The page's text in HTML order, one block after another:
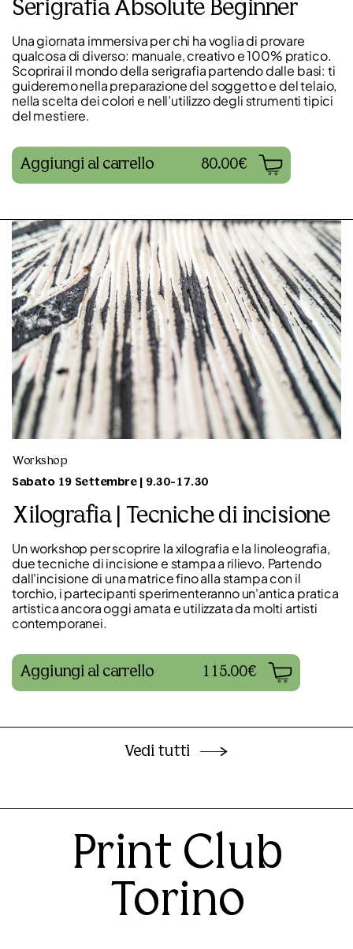
Serigrafia Absolute Beginner
Una giornata immersiva per chi ha voglia di provare
qualcosa di diverso: manuale, creativo e 100% pratico.
Scoprirai il mondo della serigrafia partendo dalle basi: ti
guideremo nella preparazione del soggetto e del telaio,
nella scelta dei colori e nell’utilizzo degli strumenti tipici
del mestiere.
Aggiungi al carrello 80.00€
Workshop
Sabato 19 Settembre | 9.30-17.30
Xilografia | Tecniche di incisione
Un workshop per scoprire la xilografia e la linoleografia,
due tecniche di incisione e stampa a rilievo. Partendo
dall'incisione di una matrice fino alla stampa con il
torchio, i partecipanti sperimenteranno un'antica pratica
artistica ancora oggi amata e utilizzata da molti artisti
contemporanei.
Aggiungi al carrello 115.00€
Vedi tutti
Print Club
Torino